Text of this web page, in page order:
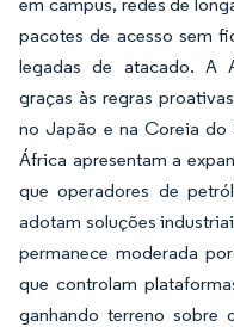
pacotes de acesso sem
legadas de atacado. A
graças às regras
no Japão e na Coreia do
África apresentam a
que operadores de
adotam soluções
permanece moderada
que controlam
ganhando terreno sobre